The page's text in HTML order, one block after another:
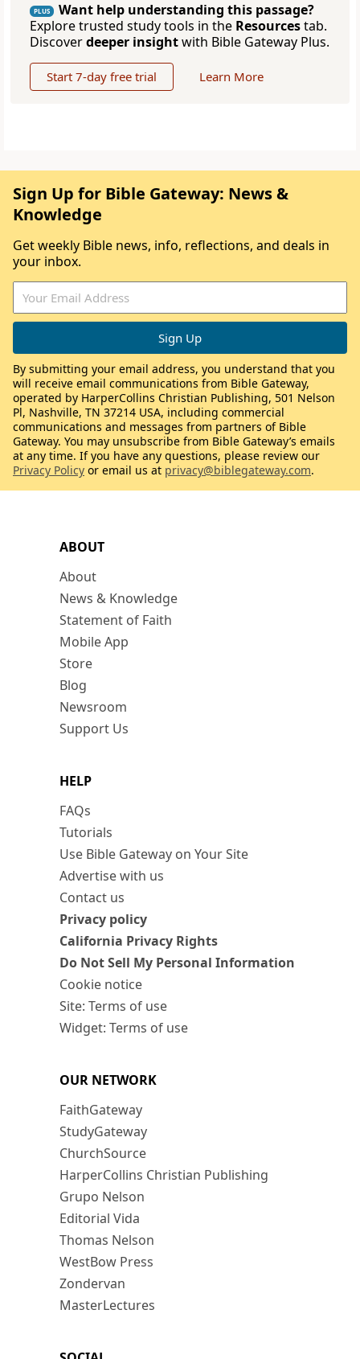
PLUS
Want help understanding this passage?
Explore trusted study tools in the Resourcestab.
Discoverdeeper insightwith Bible Gateway Plus.
Start 7-day free trial Learn More
ABOUT
About
News & Knowledge
Statement of Faith
Mobile App
Store
Blog
Newsroom
Support Us
HELP
FAQs
Tutorials
Use Bible Gateway on Your Site
Advertise with us
Contact us
Privacy policy
California Privacy Rights
Do Not Sell My Personal Information
Cookie notice
Site: Terms of use
Widget: Terms of use
OUR NETWORK
FaithGateway
StudyGateway
ChurchSource
HarperCollins Christian Publishing
Grupo Nelson
Editorial Vida
Thomas Nelson
WestBow Press
Zondervan
MasterLectures
Sign Up for Bible Gateway: News &
Knowledge
Get weekly Bible news, info, reflections, and deals in
your inbox.
By submitting your email address, you understand that you
will receive email communications from Bible Gateway,
operated by HarperCollins Christian Publishing, 501 Nelson
Pl, Nashville, TN 37214 USA, including commercial
communications and messages from partners of Bible
Gateway. You may unsubscribe from Bible Gateway’s emails
at any time. If you have any questions, please review our
Privacy Policy or email us at privacy@biblegateway.com.